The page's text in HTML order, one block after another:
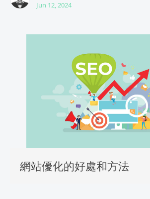
Jun 12, 2024
網站優化的好處和方法